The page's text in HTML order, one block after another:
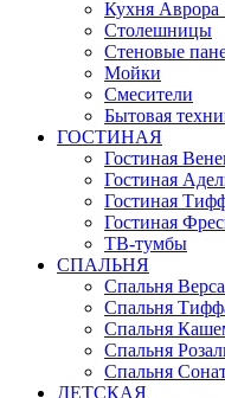
Кухня Аврора
Столешницы
Стеновые
Мойки
Смесители
Бытовая
ГОСТИНАЯ
Гостиная
Гостиная
Гостиная
Гостиная
ТВ-тумбы
СПАЛЬНЯ
Спальня
Спальня
Спальня
Спальня
Спальня
ДЕТСКАЯ